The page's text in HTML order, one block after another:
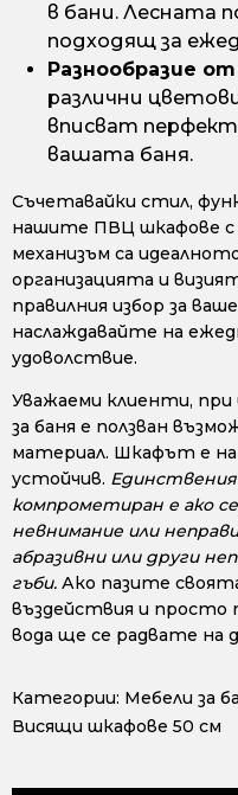
в бани. Лесната
подходящ за
Разнообразие
различни
вписват
вашата баня.
Съчетавайки стил,
нашите ПВЦ шкафове с
механизъм са
организацията и
правилния избор за
наслаждавайте на
удоволствие.
Уважаеми клиенти,
за баня е ползван
материал. Шкафът е
устойчив.
компрометиран е ако
невнимание или
абразивни или други
гъби. Ако пазите
въздействия и
вода ще се радвате на
Категории: Мебели за
Висящи шкафове 50 см